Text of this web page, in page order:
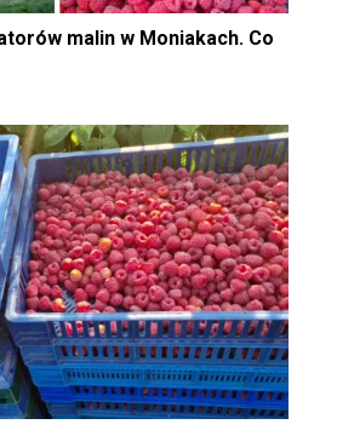
malin w Moniakach. Co